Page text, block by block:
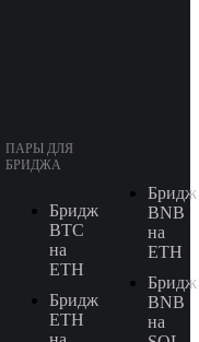
ПАРЫ ДЛЯ
БРИДЖА
Бридж
BTC
на
ETH
Бридж
ETH
Бридж
BNB
на
ETH
Бридж
BNB
на